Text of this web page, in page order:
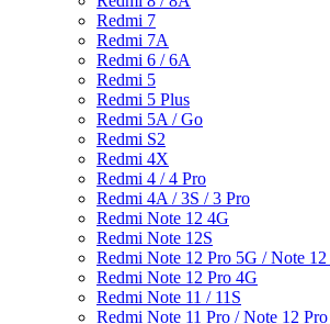
Redmi 7
Redmi 7A
Redmi 6 / 6A
Redmi 5
Redmi 5 Plus
Redmi 5A / Go
Redmi S2
Redmi 4X
Redmi 4 / 4 Pro
Redmi 4A / 3S / 3 Pro
Redmi Note 12 4G
Redmi Note 12S
Redmi Note 12 Pro 5G / Note 12
Redmi Note 12 Pro 4G
Redmi Note 11 / 11S
Redmi Note 11 Pro / Note 12